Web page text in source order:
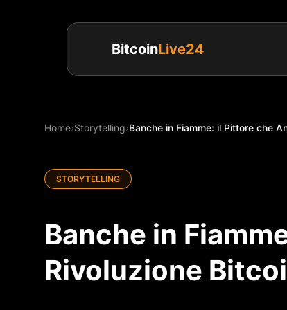
BitcoinLive24
Home›Storytelling›Banche in Fiamme: il Pittore che
STORYTELLING
Banche in
Rivoluzione